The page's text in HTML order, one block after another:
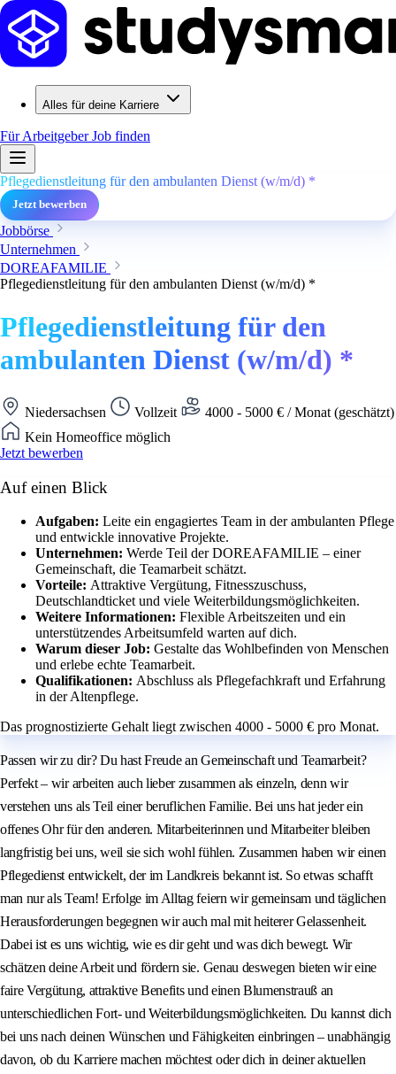
Alles für deine Karriere
Für ArbeitgeberJob finden
Pflegedienstleitung für den ambulanten Dienst (w/m/d) *
Jetzt bewerben
Jobbörse
Unternehmen
DOREAFAMILIE
Pflegedienstleitung für den ambulanten Dienst (w/m/d) *
Pflegedienstleitung für den
ambulanten Dienst (w/m/d) *
Niedersachsen Vollzeit
4000 - 5000 € / Monat (geschätzt)
Kein Homeoffice möglich
Jetzt bewerben
Auf einen Blick
Aufgaben: Leite ein engagiertes Team in der ambulanten Pflege
und entwickle innovative Projekte.
Unternehmen: Werde Teil der DOREAFAMILIE – einer
Gemeinschaft, die Teamarbeit schätzt.
Vorteile: Attraktive Vergütung, Fitnesszuschuss,
Deutschlandticket und viele Weiterbildungsmöglichkeiten.
Weitere Informationen: Flexible Arbeitszeiten und ein
unterstützendes Arbeitsumfeld warten auf dich.
Warum dieser Job: Gestalte das Wohlbefinden von Menschen
und erlebe echte Teamarbeit.
Qualifikationen: Abschluss als Pflegefachkraft und Erfahrung
in der Altenpflege.
Das prognostizierte Gehalt liegt zwischen 4000 - 5000 € pro Monat.
Passen wir zu dir? Du hast Freude an Gemeinschaft und Teamarbeit?
Perfekt – wir arbeiten auch lieber zusammen als einzeln, denn wir
verstehen uns als Teil einer beruflichen Familie. Bei uns hat jeder ein
offenes Ohr für den anderen. Mitarbeiterinnen und Mitarbeiter bleiben
langfristig bei uns, weil sie sich wohl fühlen. Zusammen haben wir einen
Pflegedienst entwickelt, der im Landkreis bekannt ist. So etwas schafft
man nur als Team! Erfolge im Alltag feiern wir gemeinsam und täglichen
Herausforderungen begegnen wir auch mal mit heiterer Gelassenheit.
Dabei ist es uns wichtig, wie es dir geht und was dich bewegt. Wir
schätzen deine Arbeit und fördern sie. Genau deswegen bieten wir eine
faire Vergütung, attraktive Benefits und einen Blumenstrauß an
unterschiedlichen Fort- und Weiterbildungsmöglichkeiten. Du kannst dich
bei uns nach deinen Wünschen und Fähigkeiten einbringen – unabhängig
davon, ob du Karriere machen möchtest oder dich in deiner aktuellen